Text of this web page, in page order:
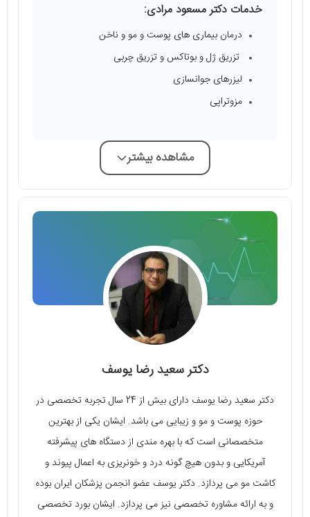
خدمات دکتر مسعود مرادی:
درمان بیماری های پوست و مو و ناخن
تزریق ژل و بوتاکس و تزریق چربی
لیزرهای جوانسازی
مزوتراپی
مشاهده بیشتر
دکتر سعید رضا یوسف
دکتر سعید رضا یوسف دارای بیش از 24 سال تجربه‌ تخصصی در
حوزه‌ پوست و مو و زیبایی می‌ باشد. ایشان یکی از بهترین
متخصصانی است که با بهره‌ مندی از دستگاه‌ های پیشرفته‌
آمریکایی و بدون هیچ گونه درد و خونریزی به اعمال پیوند و
کاشت مو می‌ پردازد. دکتر یوسف عضو انجمن پزشکان ایران بوده
و به ارائه‌ مشاوره‌ تخصصی نیز می‌ پردازد. ایشان بورد تخصصی